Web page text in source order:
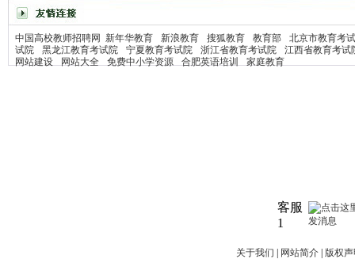
中国高校教师招聘网 新年华教育 新浪教育 搜狐教育 教育部
北京市教育考
试院
黑龙江教育考试院 宁夏教育考试院 浙江省教育考试院
江西省教育考试
网站建设
网站大全 免费中小学资源 合肥英语培训 家庭教育
客服
1
关于我们 | 网站简介 | 版权